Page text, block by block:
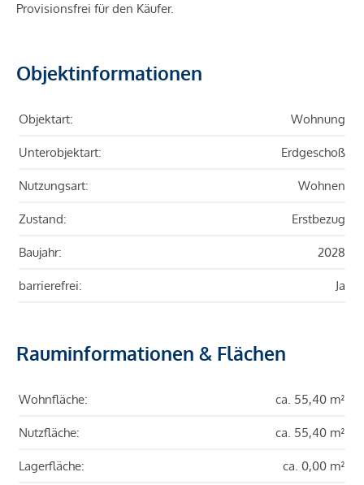
Provisionsfrei für den Käufer.
Objektinformationen
Objektart: Wohnung
Unterobjektart: Erdgeschoß
Nutzungsart: Wohnen
Zustand: Erstbezug
Baujahr: 2028
barrierefrei: Ja
Rauminformationen & Flächen
Wohnfläche: ca. 55,40 m²
Nutzfläche: ca. 55,40 m²
Lagerfläche: ca. 0,00 m²